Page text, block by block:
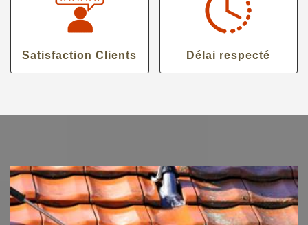
Satisfaction Clients Délai respecté